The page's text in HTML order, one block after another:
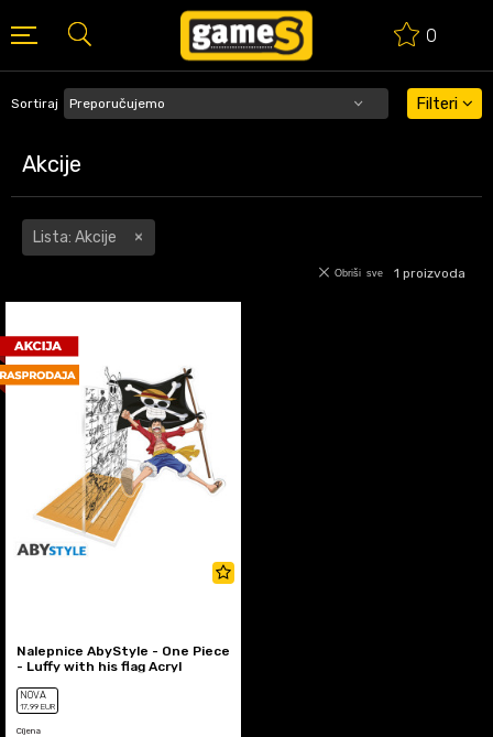
0
BESPLATNA ISPORUKA PORUDŽBINA PREKO 50 EUR
Akcije
Sortiraj Filteri
Lista: Akcije
1 proizvoda
Obriši sve
Nalepnice AbyStyle - One Piece
- Luffy with his flag Acryl
NOVA
17,99 EUR
Cijena